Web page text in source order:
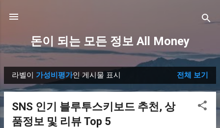
돈이 되는 모든 정보 All Money
글
라벨이 가성비평가인 게시물 표시 전체 보기
SNS 인기 블루투스키보드 추천, 상
품정보 및 리뷰 Top 5